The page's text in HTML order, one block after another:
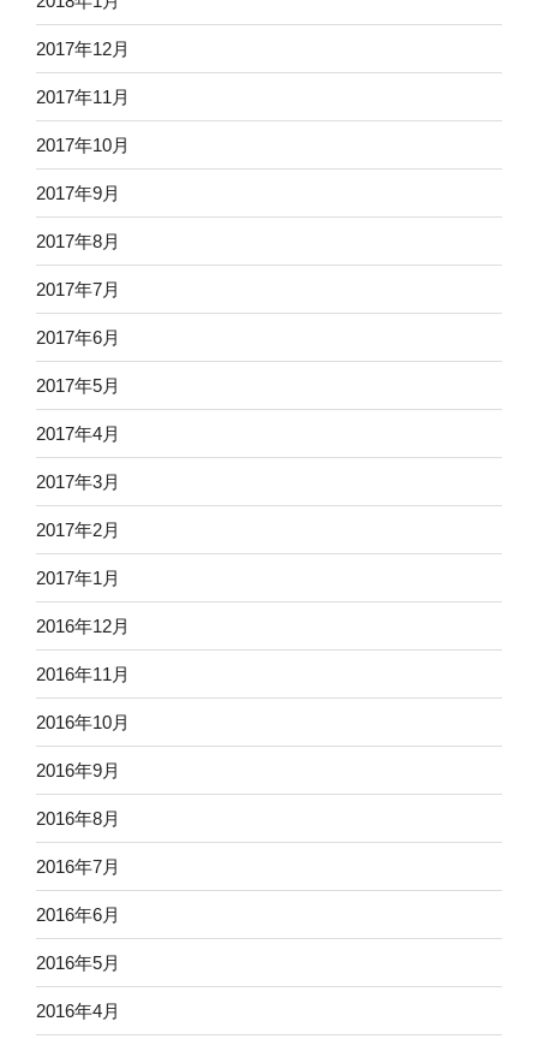
2017年12月
2017年11月
2017年10月
2017年9月
2017年8月
2017年7月
2017年6月
2017年5月
2017年4月
2017年3月
2017年2月
2017年1月
2016年12月
2016年11月
2016年10月
2016年9月
2016年8月
2016年7月
2016年6月
2016年5月
2016年4月